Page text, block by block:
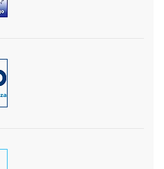
więcej